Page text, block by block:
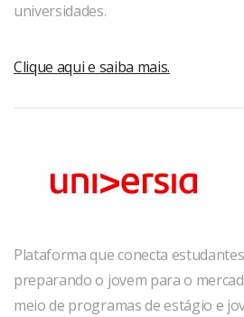
universidades.
Clique aqui e saiba mais.
Plataforma que conecta
preparando o jovem para o
meio de programas de estágio e